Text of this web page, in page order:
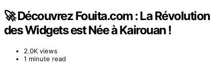
🚀 Découvrez Fouita.com : La Révolution
des Widgets est Née à Kairouan !
2.0K views
1 minute read